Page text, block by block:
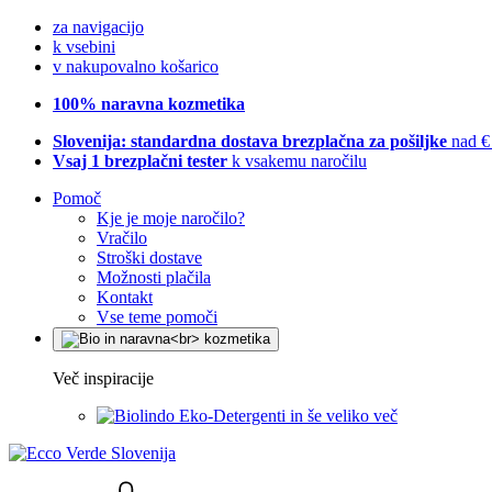
za navigacijo
k vsebini
v nakupovalno košarico
100% naravna kozmetika
Slovenija: standardna dostava brezplačna za pošiljke nad
Vsaj 1 brezplačni tester k vsakemu naročilu
Pomoč
Kje je moje naročilo?
Vračilo
Stroški dostave
Možnosti plačila
Kontakt
Vse teme pomoči
Več inspiracije
Eko-Detergenti in še veliko več